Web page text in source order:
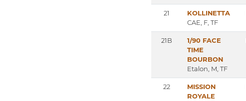
21
KOLLINETTA
CAE, F, TF
21B
1/90 FACE
TIME
BOURBON
Etalon, M, TF
22
MISSION
ROYALE